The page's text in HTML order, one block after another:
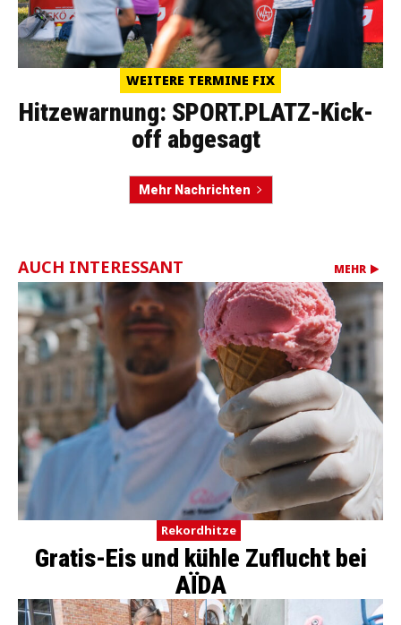
WEITERE TERMINE FIX
Hitzewarnung: SPORT.PLATZ-Kick-
off abgesagt
Mehr Nachrichten
AUCH INTERESSANT MEHR
Rekordhitze
Gratis-Eis und kühle Zuflucht bei
AÏDA